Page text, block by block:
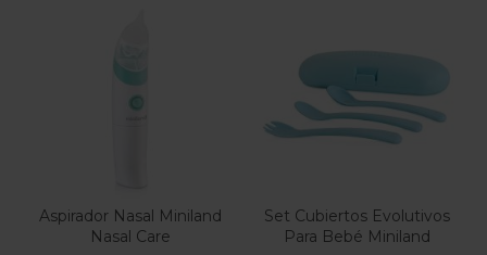
Aspirador Nasal Miniland
Nasal Care
Set Cubiertos Evolutivos
Para Bebé Miniland